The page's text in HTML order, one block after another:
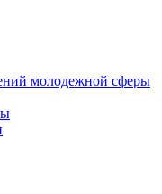
молодежной сферы